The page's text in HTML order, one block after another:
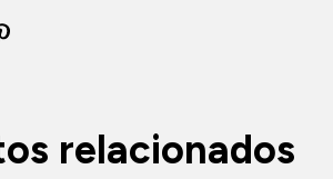
relacionados